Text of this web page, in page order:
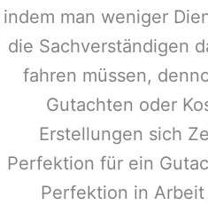
indem man weniger
die Sachverständigen
fahren müssen,
Gutachten oder
Erstellungen sich
Perfektion für ein
Perfektion in